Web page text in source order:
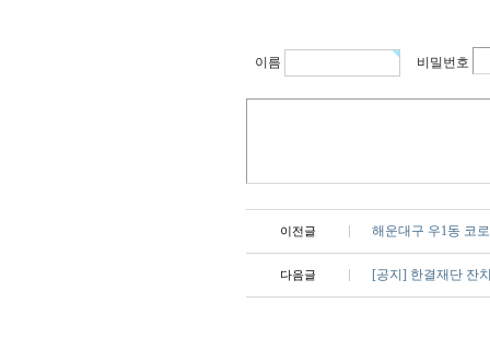
이름 비밀번호
이전글 해운대구 우1동 코
다음글 [공지] 한결재단 잔